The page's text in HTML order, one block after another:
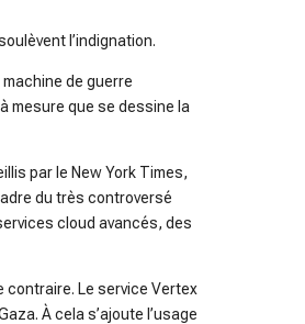
l’indignation.
de guerre
mesure que se dessine la
par le New York Times,
du très controversé
cloud avancés, des
contraire. Le service Vertex
À cela s’ajoute l’usage